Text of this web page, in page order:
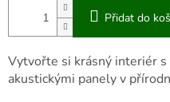
Přidat do
Vytvořte si krásný interiér
akustickými panely v